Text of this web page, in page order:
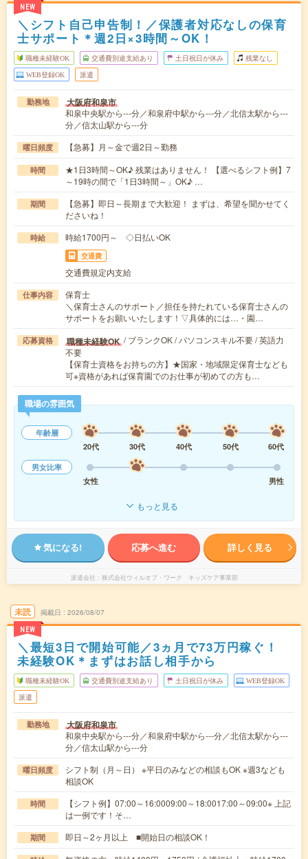
NEW
＼シフト自己申告制！／保護者対応なしの保育
士サポート＊週2日×3時間～OK！
職種未経験OK 交通費別途支給あり 土日祝日が休み 残業なし
WEB登録OK 派遣
勤務地 大阪府和泉市
和泉中央駅から---分／和泉府中駅から---分／北信太駅から---
分／信太山駅から---分
曜日頻度 【急募】月～金で週2日～勤務
時間
★1日3時間～OK♪ 残業はありません！ 【選べるシフト例】7
～19時の間で「1日3時間～」OK♪ …
期間
【急募】即日～長期まで大歓迎！ まずは、希望を聞かせてく
ださいね！
時給 時給1700円～ ◇日払いOK
交通費
交通費規定内支給
仕事内容
保育士
＼保育士さんのサポート／担任を持たれている保育士さんの
サポートをお願いいたします！▽具体的には…・園…
応募資格 職種未経験OK / ブランクOK / パソコンスキル不要 / 英語力
不要
【保育士資格をお持ちの方】★国家・地域限定保育士なども
可※資格があれば保育園でのお仕事が初めての方も…
職場の雰囲気
年齢層
20代
30代 40代 50代
60代
男女比率
女性
男性
もっと見る
気になる! 応募へ進む 詳しく見る
派遣会社 株式会社ウィルオブ・ワーク キッズケア事業部
未読
NEW
掲載日 2026/08/07
＼最短3日で開始可能／3ヵ月で73万円稼ぐ！
未経験OK＊まずはお話し相手から
職種未経験OK 交通費別途支給あり 土日祝日が休み WEB登録OK
派遣
勤務地 大阪府和泉市
和泉中央駅から---分／和泉府中駅から---分／北信太駅から---
分／信太山駅から---分
曜日頻度
シフト制（月～日） ※平日のみなどの相談もOK ※週3なども
相談OK
時間
【シフト例】07:00～16:0009:00～18:0017:00～09:00※ 上記
は一例です！そ…
期間 即日～2ヶ月以上 ■開始日の相談OK！